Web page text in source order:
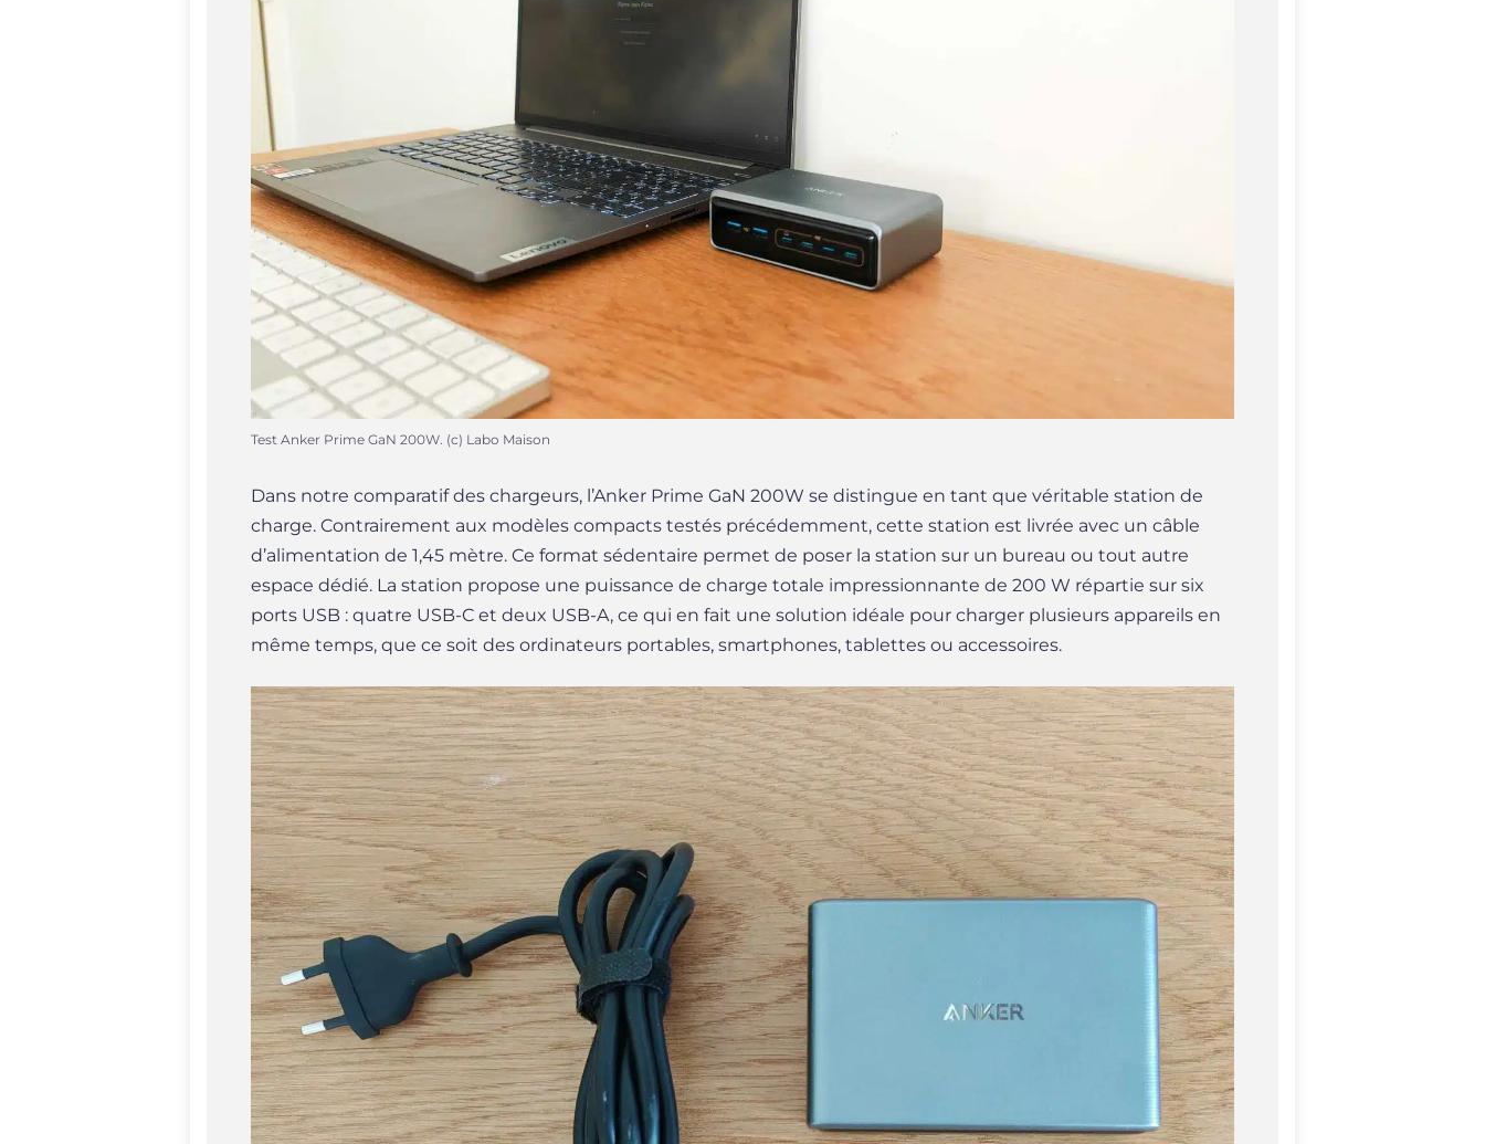
Test Anker Prime GaN 200W. (c) Labo Maison
Dans notre comparatif des chargeurs, l’Anker Prime GaN 200W se distingue en tant que véritable station de
charge. Contrairement aux modèles compacts testés précédemment, cette station est livrée avec un câble
d’alimentation de 1,45 mètre. Ce format sédentaire permet de poser la station sur un bureau ou tout autre
espace dédié. La station propose une puissance de charge totale impressionnante de 200 W répartie sur six
ports USB : quatre USB-C et deux USB-A, ce qui en fait une solution idéale pour charger plusieurs appareils en
même temps, que ce soit des ordinateurs portables, smartphones, tablettes ou accessoires.